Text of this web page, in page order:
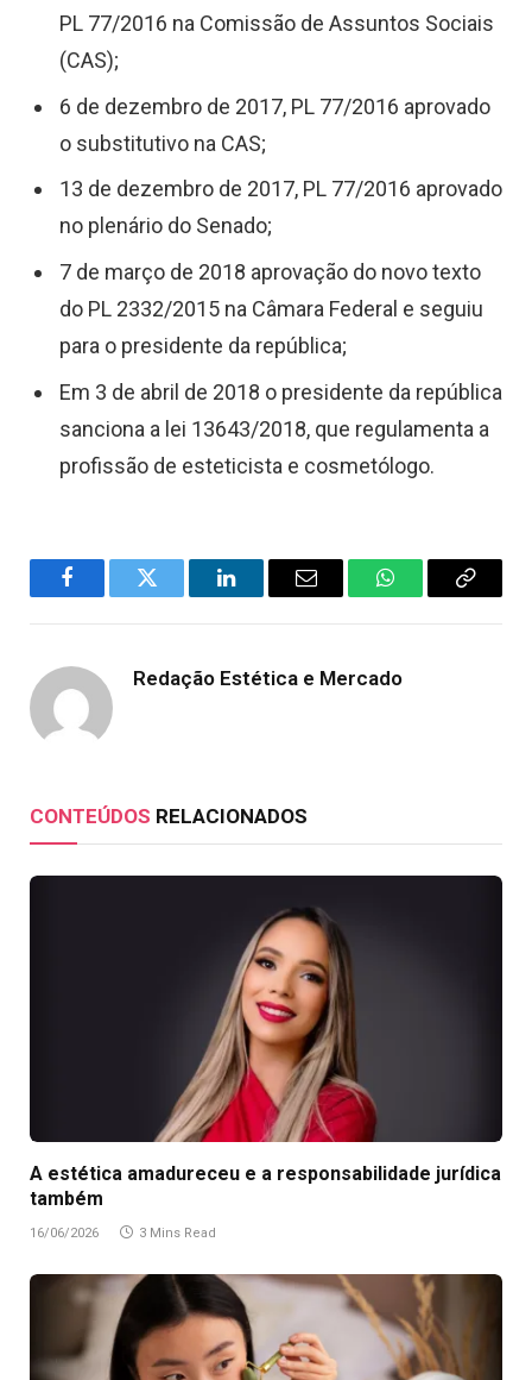
PL 77/2016 na Comissão de Assuntos Sociais
(CAS);
6 de dezembro de 2017, PL 77/2016 aprovado
o substitutivo na CAS;
13 de dezembro de 2017, PL 77/2016 aprovado
no plenário do Senado;
7 de março de 2018 aprovação do novo texto
do PL 2332/2015 na Câmara Federal e seguiu
para o presidente da república;
Em 3 de abril de 2018 o presidente da república
sanciona a lei 13643/2018, que regulamenta a
profissão de esteticista e cosmetólogo.
FacebookTwitter LinkedInEmail WhatsAppCopy
Redação Estética e Mercado
CONTEÚDOS RELACIONADOS
A estética amadureceu e a responsabilidade jurídica
também
16/06/2026 3 Mins Read